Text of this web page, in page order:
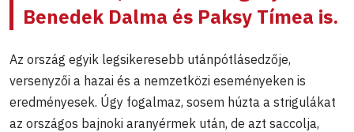
Benedek Dalma és Paksy Tímea is.
Az ország egyik legsikeresebb utánpótlásedzője,
versenyzői a hazai és a nemzetközi eseményeken is
eredményesek. Úgy fogalmaz, sosem húzta a strigulákat
az országos bajnoki aranyérmek után, de azt saccolja,